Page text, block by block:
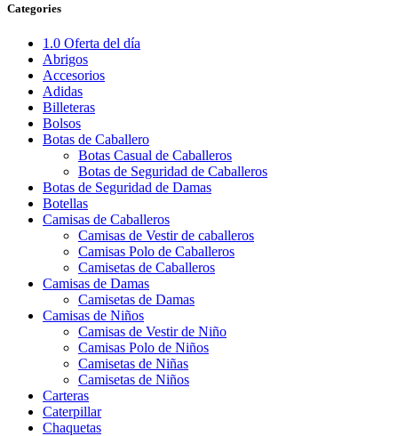
Categories
1.0 Oferta del día
Abrigos
Accesorios
Adidas
Billeteras
Bolsos
Botas de Caballero
Botas Casual de Caballeros
Botas de Seguridad de Caballeros
Botas de Seguridad de Damas
Botellas
Camisas de Caballeros
Camisas de Vestir de caballeros
Camisas Polo de Caballeros
Camisetas de Caballeros
Camisas de Damas
Camisetas de Damas
Camisas de Niños
Camisas de Vestir de Niño
Camisas Polo de Niños
Camisetas de Niñas
Camisetas de Niños
Carteras
Caterpillar
Chaquetas